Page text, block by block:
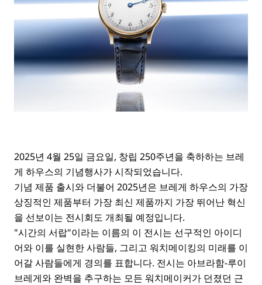
2025년 4월 25일 금요일, 창립 250주년을 축하하는 브레
게 하우스의 기념행사가 시작되었습니다.
기념 제품 출시와 더불어 2025년은 브레게 하우스의 가장
상징적인 제품부터 가장 최신 제품까지 가장 뛰어난 혁신
을 선보이는 전시회도 개최될 예정입니다.
"시간의 서랍"이라는 이름의 이 전시는 선구적인 아이디
어와 이를 실현한 사람들, 그리고 워치메이킹의 미래를 이
어갈 사람들에게 경의를 표합니다. 전시는 아브라함-루이
브레게와 완벽을 추구하는 모든 워치메이커가 던졌던 근